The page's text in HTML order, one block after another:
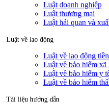
Luật doanh nghiệp
Luật thương mại
Luật hải quan và
Luật về lao động
Luật về lao động
Luật về bảo hiểm xã
Luật về bảo hiểm y
Luật về bảo hiểm
Tài liệu hướng dẫn